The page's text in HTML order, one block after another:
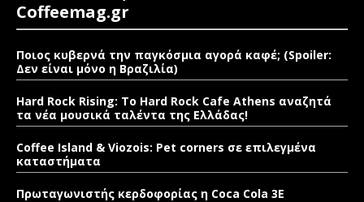
Coffeemag.gr
Ποιος κυβερνά την παγκόσμια αγορά καφέ; (Spoiler:
Δεν είναι μόνο η Βραζιλία)
Hard Rock Rising: Το Hard Rock Cafe Athens αναζητά
τα νέα μουσικά ταλέντα της Ελλάδας!
Coffee Island & Viozois: Pet corners σε επιλεγμένα
καταστήματα
Πρωταγωνιστής κερδοφορίας η Coca Cola 3E